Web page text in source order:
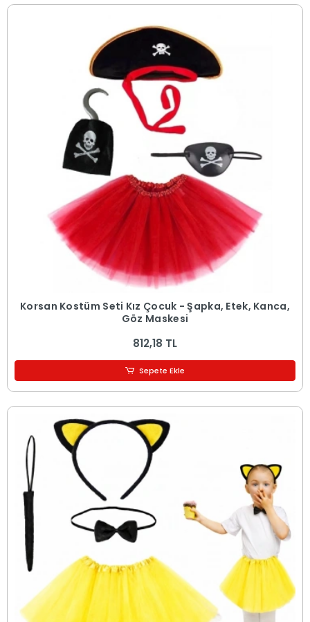
Korsan Kostüm Seti Kız Çocuk - Şapka, Etek, Kanca,
Göz Maskesi
812,18 TL
Sepete Ekle